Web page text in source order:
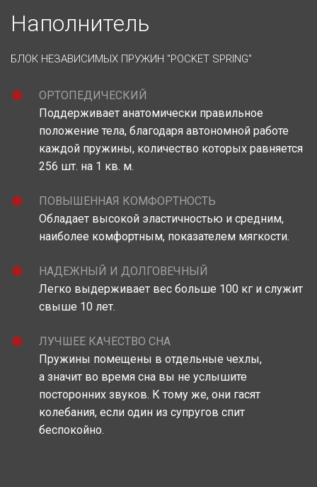
Наполнитель
БЛОК НЕЗАВИСИМЫХ ПРУЖИН "POCKET SPRING"
ОРТОПЕДИЧЕСКИЙ
Поддерживает анатомически правильное
положение тела, благодаря автономной работе
каждой пружины, количество которых равняется
256 шт. на 1 кв. м.
ПОВЫШЕННАЯ КОМФОРТНОСТЬ
Обладает высокой эластичностью и средним,
наиболее комфортным, показателем мягкости.
НАДЕЖНЫЙ И ДОЛГОВЕЧНЫЙ
Легко выдерживает вес больше 100 кг и служит
свыше 10 лет.
ЛУЧШЕЕ КАЧЕСТВО СНА
Пружины помещены в отдельные чехлы,
а значит во время сна вы не услышите
посторонних звуков. К тому же, они гасят
колебания, если один из супругов спит
беспокойно.